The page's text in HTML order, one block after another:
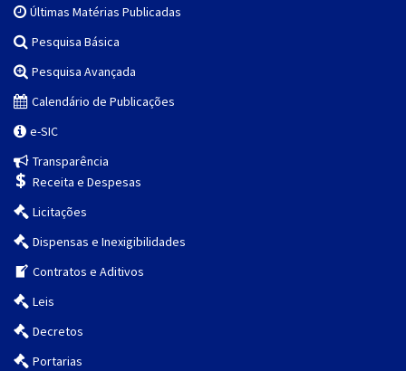
Últimas Matérias Publicadas
Pesquisa Básica
Pesquisa Avançada
Calendário de Publicações
e-SIC
Transparência
Receita e Despesas
Licitações
Dispensas e Inexigibilidades
Contratos e Aditivos
Leis
Decretos
Portarias